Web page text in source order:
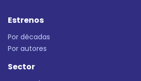
Estrenos
Por décadas
Por autores
Sector